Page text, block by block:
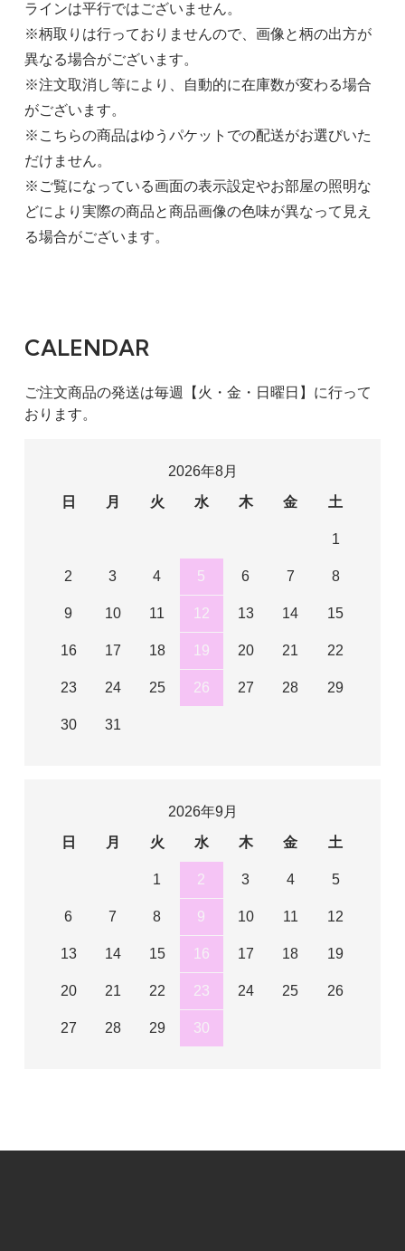
ラインは平行ではございません。
※柄取りは行っておりませんので、画像と柄の出方が
異なる場合がございます。
※注文取消し等により、自動的に在庫数が変わる場合
がございます。
※こちらの商品はゆうパケットでの配送がお選びいた
だけません。
※ご覧になっている画面の表示設定やお部屋の照明な
どにより実際の商品と商品画像の色味が異なって見え
る場合がございます。
CALENDAR
ご注文商品の発送は毎週【火・金・日曜日】に行って
おります。
2026年8月
日
月 火 水 木 金 土
1
2 3 4 5 6 7 8
9 10 11 12 13 14 15
16 17 18 19 20 21 22
23 24 25 26 27 28 29
30 31
2026年9月
日
月 火 水 木 金 土
1 2 3 4 5
6 7 8 9 10 11 12
13 14 15 16 17 18 19
20 21 22 23 24 25 26
27 28 29 30